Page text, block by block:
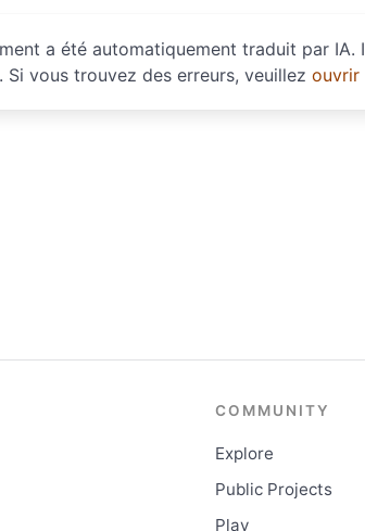
a été automatiquement traduit par
Si vous trouvez des erreurs, veuillez ouvrir
COMMUNITY
Explore
Public Projects
Play